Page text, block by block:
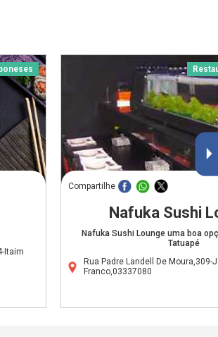
Itaim
Compartilhe
Nafuka Sushi
Nafuka Sushi Lounge uma boa
Tatuapé
Rua Padre Landell De Moura,309-
Franco,03337080